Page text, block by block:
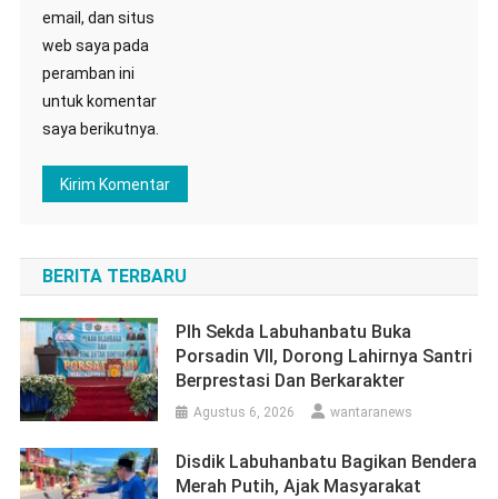
email, dan situs
web saya pada
peramban ini
untuk komentar
saya berikutnya.
BERITA TERBARU
Plh Sekda Labuhanbatu Buka
Porsadin VII, Dorong Lahirnya Santri
Berprestasi Dan Berkarakter
Agustus 6, 2026 wantaranews
Disdik Labuhanbatu Bagikan Bendera
Merah Putih, Ajak Masyarakat